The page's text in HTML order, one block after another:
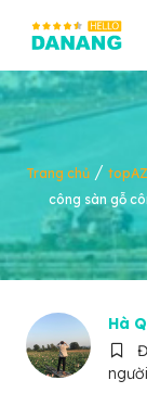
Trang chủ/ topAZ
công sàn gỗ
Hà
người